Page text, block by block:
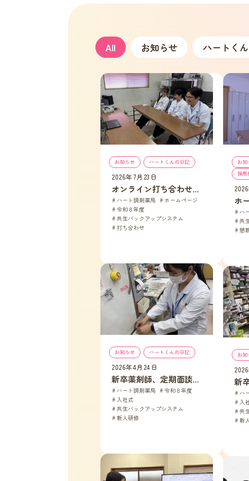
All お知らせ ハートく
お知らせ , ハートくんの日記
2026年7月23日
オンライン打ち合わせ...
ハート調剤薬局 ホームページ
令和８年度
共生バックアップシステム
打ち合わせ
お知
採用
ホ
ハ
共
懇
お知らせ , ハートくんの日記
2026年4月24日
新卒薬剤師、定期面談...
ハート調剤薬局 令和８年度
入社式
共生バックアップシステム
新人研修
お知
新
ハ
入
共
新